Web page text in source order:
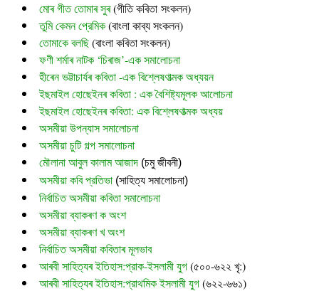
মোৰ গীত তোমাৰ সুৰ (গীতি কবিতা সংকলন)
তুমি কেমন প্রেমিক (বাংলা কাব্য সংকলন)
তোমাকে বলছি (বাংলা কবিতা সংকলন)
ফণী শৰ্মাৰ নাটক ‘চিৰাজ’-এক সমালোচনা
হীৰেন ভট্টাচাৰ্যৰ কবিতা -এক বিশ্লেষণাত্মক অধ্যয়ন
ইছমাইল হোছেইনৰ কবিতা : এক বৈশিষ্ট্যমূলক আলোচনা
ইছমাইল হোছেইনৰ কবিতা: এক বিশ্লেষণাত্মক অধ্যয়
অসমীয়া উপন্যাস সমালোচনা
অসমীয়া চুটি গল্প সমালোচনা
মৌলানা আবুল কালাম আজাদ (চমু জীবনী)
অসমীয়া কবি প্রতিভা (সাহিত্য সমালোচনা)
নির্বাচিত অসমীয়া কবিতা সমালোচনা
অসমীয়া ব্যাকৰণ ক অংশ
অসমীয়া ব্যাকৰণ খ অংশ
নির্বাচিত অসমীয়া কবিতাৰ মূলভাব
আৰবী সাহিত্যৰ ইতিহাস:প্রাক-ইসলামী যুগ(৫০০-৬২২ খৃ:)
আৰবী সাহিত্যৰ ইতিহাস:প্রাথমিক ইসলামী যুগ(৬২২-৬৬১)